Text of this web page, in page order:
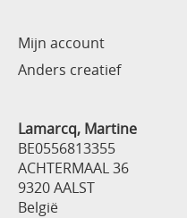
Mijn account
Anders creatief
Lamarcq, Martine
BE0556813355
ACHTERMAAL 36
9320 AALST
België